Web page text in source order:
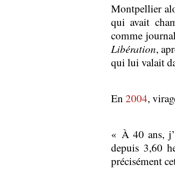
Montpellier
qui avait
comme
Libération,
qui lui valait
En2004,
« À 40 ans,
depuis 3,60
précisément